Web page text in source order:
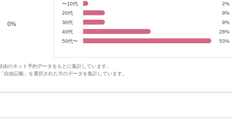
0%
〜10代
2%
20代
9%
30代
9%
40代
28%
50代〜
53%
のネット予約データをもとに集計しています。
由記載」を選択された方のデータを集計しています。